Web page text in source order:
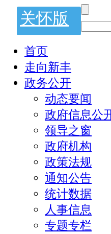
关怀版
首页
走向新丰
政务公开
动态要闻
政府信息公
领导之窗
政府机构
政策法规
通知公告
统计数据
人事信息
专题专栏